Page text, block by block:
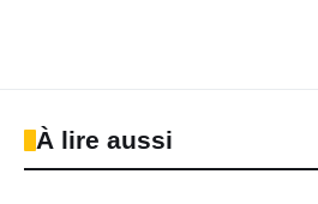
À lire aussi